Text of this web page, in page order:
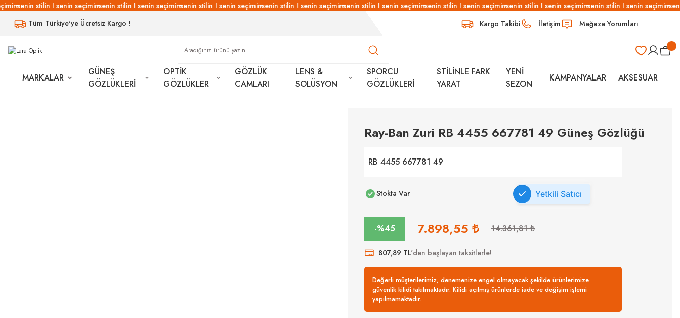
senin stilin I senin seçiminsenin stilin I senin seçiminsenin stilin I senin seçiminsenin stilin I senin seçiminsenin stilin I senin seçiminsenin stilin I senin seçiminsenin stilin I senin seçiminsenin stilin I senin seçimin
Tüm Türkiye'ye Ücretsiz Kargo !
Kargo Takibi İletişim Mağaza Yorumları
MARKALAR
GÜNEŞ
GÖZLÜKLERİ
OPTİK
GÖZLÜKLER
GÖZLÜK
CAMLARI
LENS &
SOLÜSYON
SPORCU
GÖZLÜKLERİ
STİLİNLE FARK
YARAT
YENİ
SEZON
KAMPANYALAR AKSESUAR
Ray-Ban Zuri RB 4455 667781 49 Güneş Gözlüğü
RB 4455 667781 49
Stokta Var Yetkili Satıcı
-%45 7.898,55 ₺ 14.361,81 ₺
807,89 TL'den başlayan taksitlerle!
Değerli müşterilerimiz, denemenize engel olmayacak şekilde ürünlerimize
güvenlik kilidi takılmaktadır. Kilidi açılmış ürünlerde iade ve değişim işlemi
yapılmamaktadır.